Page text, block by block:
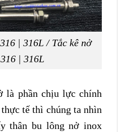
| 316L / Tắc kê nở
| 316L
là phần chịu lực chính
tế thì chúng ta nhìn
thân bu lông nở inox